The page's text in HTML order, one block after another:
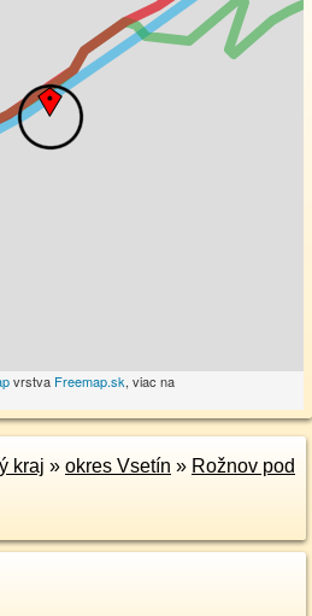
vrstva Freemap.sk, viac na
kraj » okres Vsetín » Rožnov pod